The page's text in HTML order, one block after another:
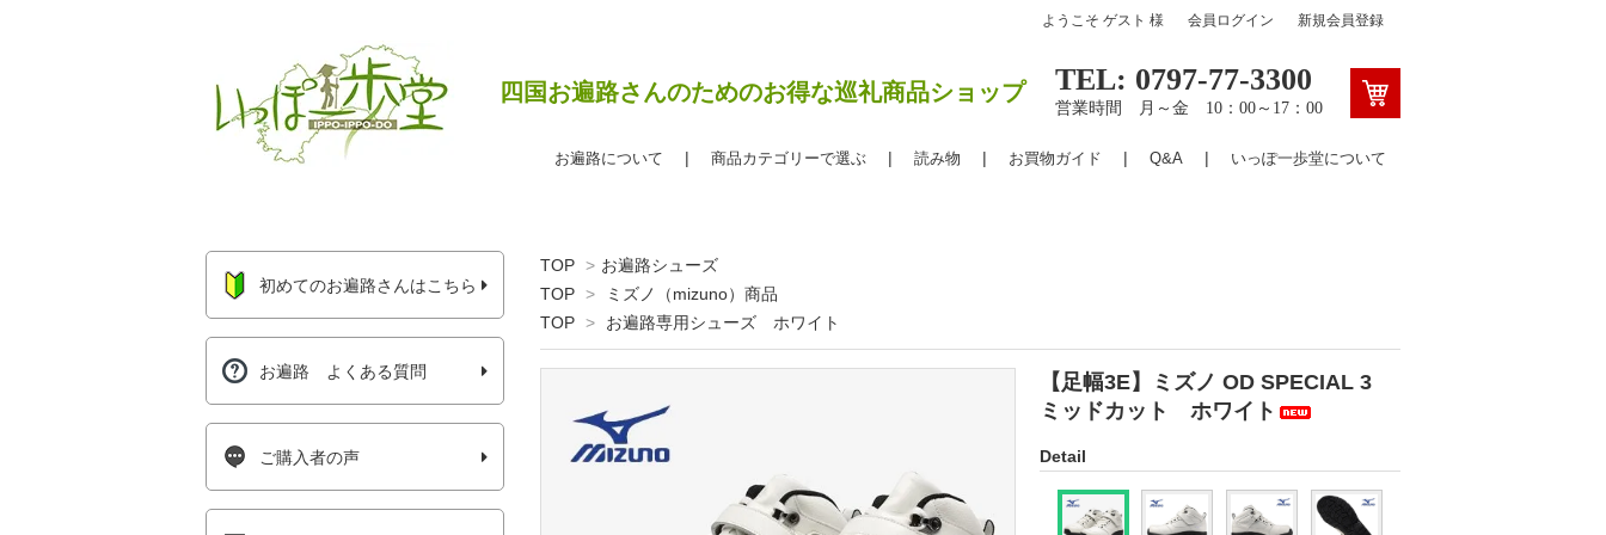
ようこそ ゲスト 様 会員ログイン 新規会員登録
四国お遍路さんのためのお得な巡礼商品ショップ TEL: 0797-77-3300
営業時間 月～金 10：00～17：00
お遍路について 商品カテゴリーで選ぶ 読み物 お買物ガイド Q&A いっぽ一歩堂について
TOP > お遍路シューズ
TOP >
ミズノ（mizuno）商品
TOP > お遍路専用シューズ ホワイト
【足幅3E】ミズノ OD SPECIAL 3
ミッドカット ホワイト
Detail
初めてのお遍路さんはこちら
お遍路 よくある質問
ご購入者の声